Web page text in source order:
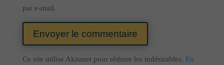
par e-mail.
Envoyer le commentaire
Ce site utilise Akismet pour réduire les indésirables. En